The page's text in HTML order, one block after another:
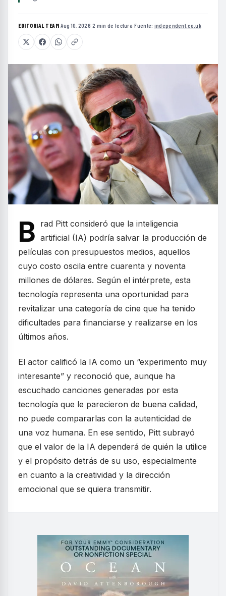
EDITORIAL TEAM·Aug 10, 2026·2 min de lectura·Fuente: independent.co.uk
B rad Pitt consideró que la inteligencia
artificial (IA) podría salvar la producción de
películas con presupuestos medios, aquellos
cuyo costo oscila entre cuarenta y noventa
millones de dólares. Según el intérprete, esta
tecnología representa una oportunidad para
revitalizar una categoría de cine que ha tenido
dificultades para financiarse y realizarse en los
últimos años.
El actor calificó la IA como un “experimento muy
interesante” y reconoció que, aunque ha
escuchado canciones generadas por esta
tecnología que le parecieron de buena calidad,
no puede compararlas con la autenticidad de
una voz humana. En ese sentido, Pitt subrayó
que el valor de la IA dependerá de quién la utilice
y el propósito detrás de su uso, especialmente
en cuanto a la creatividad y la dirección
emocional que se quiera transmitir.